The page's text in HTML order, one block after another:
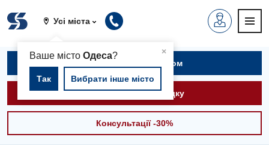
Усі міста
×
Ваше містоОдеса?
Так Вибрати інше місто
Записатися на прийом
Викликати швидку
Консультації -30%